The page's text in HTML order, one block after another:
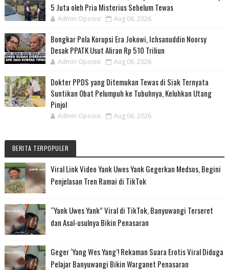
5 Juta oleh Pria Misterius Sebelum Tewas
Admin Oposisi Aug 06, 2026
Bongkar Pola Korupsi Era Jokowi, Ichsanuddin Noorsy
Desak PPATK Usut Aliran Rp 510 Triliun
Admin Oposisi Aug 06, 2026
Dokter PPDS yang Ditemukan Tewas di Siak Ternyata
Suntikan Obat Pelumpuh ke Tubuhnya, Keluhkan Utang
Pinjol
Admin Oposisi Aug 06, 2026
BERITA TERPOPULER
Viral Link Video Yank Uwes Yank Gegerkan Medsos, Begini
Penjelasan Tren Ramai di TikTok
“Yank Uwes Yank” Viral di TikTok, Banyuwangi Terseret
dan Asal-usulnya Bikin Penasaran
Geger ‘Yang Wes Yang’! Rekaman Suara Erotis Viral Diduga
Pelajar Banyuwangi Bikin Warganet Penasaran